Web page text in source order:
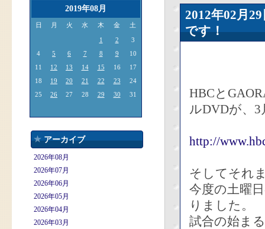
2019年08月
日 月 火 水 木 金 土
1 2
3
4
5 6 7 8 9
10
11
12 13 14 15 16
17
18
19 20 21 22 23
24
25
26 27 28 29 30 31
アーカイブ
2026年08月
2026年07月
2026年06月
2026年05月
2026年04月
2026年03月
2012年02
です！
HBCと
ルDVDが、
http://
そしてそれ
今度の土曜
りました。
試合の始ま